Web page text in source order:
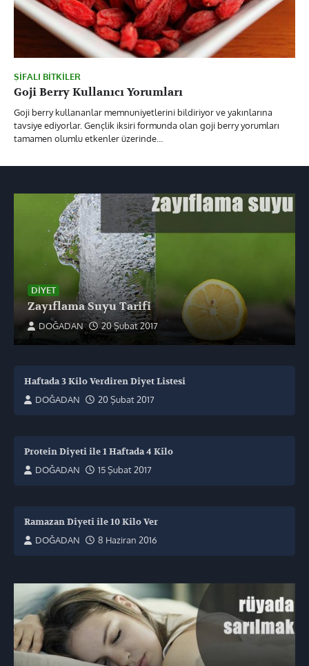
ŞIFALI BITKILER
Goji Berry Kullanıcı Yorumları
Goji berry kullananlar memnuniyetlerini bildiriyor ve yakınlarına
tavsiye ediyorlar. Gençlik iksiri formunda olan goji berry yorumları
tamamen olumlu etkenler üzerinde…
DIYET
Zayıflama Suyu Tarifi
DOĞADAN 20 Şubat 2017
Haftada 3 Kilo Verdiren Diyet Listesi
DOĞADAN
20 Şubat 2017
Protein Diyeti ile 1 Haftada 4 Kilo
DOĞADAN
15 Şubat 2017
Ramazan Diyeti ile 10 Kilo Ver
DOĞADAN
8 Haziran 2016